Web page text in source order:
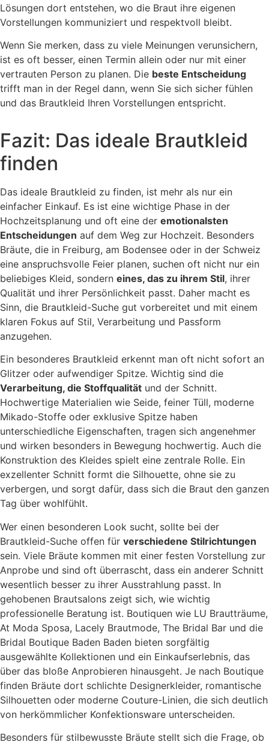
Lösungen dort entstehen, wo die Braut ihre eigenen
Vorstellungen kommuniziert und respektvoll bleibt.
Wenn Sie merken, dass zu viele Meinungen verunsichern,
ist es oft besser, einen Termin allein oder nur mit einer
vertrauten Person zu planen. Die beste Entscheidung
trifft man in der Regel dann, wenn Sie sich sicher fühlen
und das Brautkleid Ihren Vorstellungen entspricht.
Fazit: Das ideale Brautkleid
finden
Das ideale Brautkleid zu finden, ist mehr als nur ein
einfacher Einkauf. Es ist eine wichtige Phase in der
Hochzeitsplanung und oft eine der emotionalsten
Entscheidungen auf dem Weg zur Hochzeit. Besonders
Bräute, die in Freiburg, am Bodensee oder in der Schweiz
eine anspruchsvolle Feier planen, suchen oft nicht nur ein
beliebiges Kleid, sondern eines, das zu ihrem Stil, ihrer
Qualität und ihrer Persönlichkeit passt. Daher macht es
Sinn, die Brautkleid-Suche gut vorbereitet und mit einem
klaren Fokus auf Stil, Verarbeitung und Passform
anzugehen.
Ein besonderes Brautkleid erkennt man oft nicht sofort an
Glitzer oder aufwendiger Spitze. Wichtig sind die
Verarbeitung, die Stoffqualität und der Schnitt.
Hochwertige Materialien wie Seide, feiner Tüll, moderne
Mikado-Stoffe oder exklusive Spitze haben
unterschiedliche Eigenschaften, tragen sich angenehmer
und wirken besonders in Bewegung hochwertig. Auch die
Konstruktion des Kleides spielt eine zentrale Rolle. Ein
exzellenter Schnitt formt die Silhouette, ohne sie zu
verbergen, und sorgt dafür, dass sich die Braut den ganzen
Tag über wohlfühlt.
Wer einen besonderen Look sucht, sollte bei der
Brautkleid-Suche offen für verschiedene Stilrichtungen
sein. Viele Bräute kommen mit einer festen Vorstellung zur
Anprobe und sind oft überrascht, dass ein anderer Schnitt
wesentlich besser zu ihrer Ausstrahlung passt. In
gehobenen Brautsalons zeigt sich, wie wichtig
professionelle Beratung ist. Boutiquen wie LU Brautträume,
At Moda Sposa, Lacely Brautmode, The Bridal Bar und die
Bridal Boutique Baden Baden bieten sorgfältig
ausgewählte Kollektionen und ein Einkaufserlebnis, das
über das bloße Anprobieren hinausgeht. Je nach Boutique
finden Bräute dort schlichte Designerkleider, romantische
Silhouetten oder moderne Couture-Linien, die sich deutlich
von herkömmlicher Konfektionsware unterscheiden.
Besonders für stilbewusste Bräute stellt sich die Frage, ob